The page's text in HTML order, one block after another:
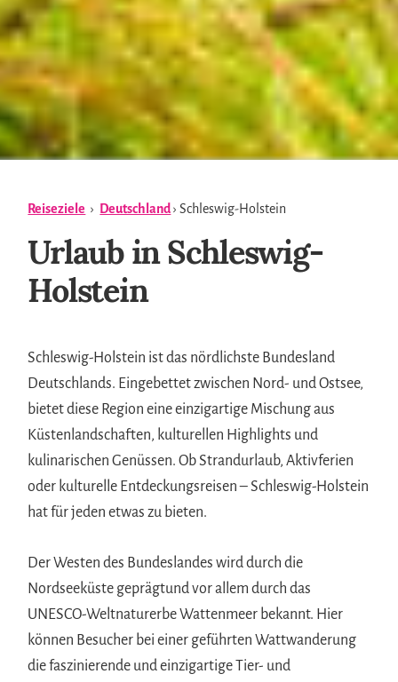
Reiseziele › Deutschland› Schleswig-Holstein
Urlaub in Schleswig-
Holstein
Schleswig-Holstein ist das nördlichste Bundesland
Deutschlands. Eingebettet zwischen Nord- und Ostsee,
bietet diese Region eine einzigartige Mischung aus
Küstenlandschaften, kulturellen Highlights und
kulinarischen Genüssen. Ob Strandurlaub, Aktivferien
oder kulturelle Entdeckungsreisen – Schleswig-Holstein
hat für jeden etwas zu bieten.
Der Westen des Bundeslandes wird durch die
Nordseeküste geprägtund vor allem durch das
UNESCO-Weltnaturerbe Wattenmeer bekannt. Hier
können Besucher bei einer geführten Wattwanderung
die faszinierende und einzigartige Tier- und